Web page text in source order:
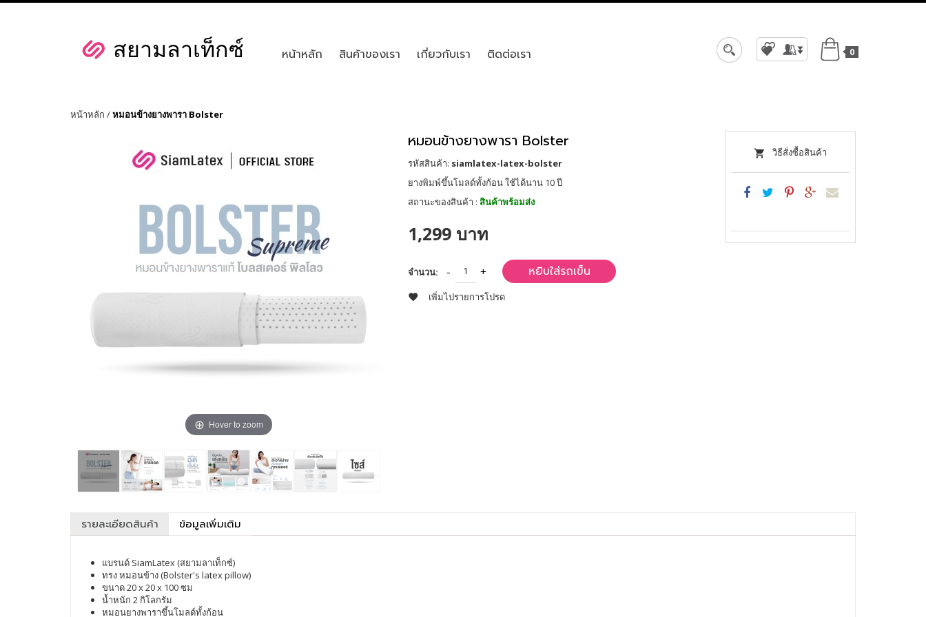
0
หน้าหลัก สินค้าของเรา เกี่ยวกับเรา ติดต่อเรา
หน้าหลัก /หมอนข้างยางพารา Bolster
Hover to zoom
หมอนข้างยางพารา Bolster
รหัสสินค้า: siamlatex-latex-bolster
ยางพิมพ์ขึ้นโมลด์ทั้งก้อน ใช้ได้นาน 10 ปี
สถานะของสินค้า : สินค้าพร้อมส่ง
1,299 บาท
จำนวน: หยิบใส่รถเข็น
เพิ่มไปรายการโปรด
วิธีสั่งซื้อสินค้า
รายละเอียดสินค้า ข้อมูลเพิ่มเติม
แบรนด์ SiamLatex (สยามลาเท็กซ์)
ทรง หมอนข้าง (Bolster's latex pillow)
ขนาด 20 x 20 x 100 ซม
น้ำหนัก 2 กิโลกรัม
หมอนยางพาราขึ้นโมลด์ทั้งก้อน